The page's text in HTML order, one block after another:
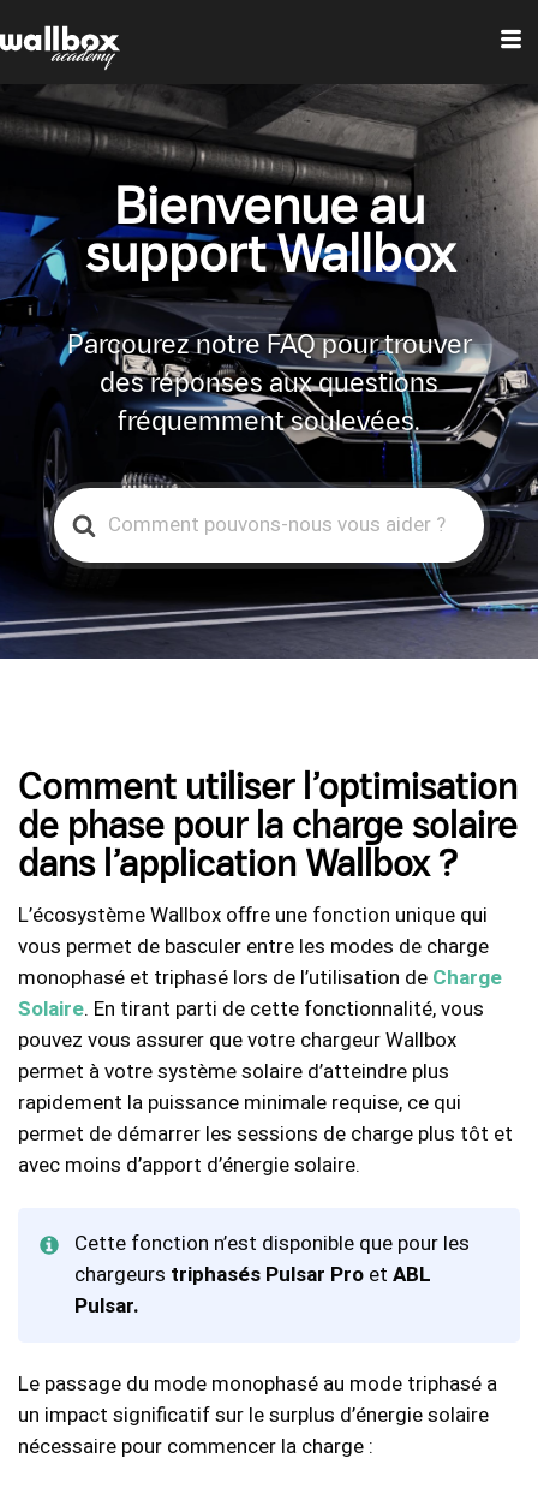
Bienvenue au
support Wallbox
Parcourez notre FAQ pour trouver
des réponses aux questions
fréquemment soulevées.
Search
For
Comment utiliser l’optimisation
de phase pour la charge solaire
dans l’application Wallbox ?
L’écosystème Wallbox offre une fonction unique qui
vous permet de basculer entre les modes de charge
monophasé et triphasé lors de l’utilisation de Charge
Solaire. En tirant parti de cette fonctionnalité, vous
pouvez vous assurer que votre chargeur Wallbox
permet à votre système solaire d’atteindre plus
rapidement la puissance minimale requise, ce qui
permet de démarrer les sessions de charge plus tôt et
avec moins d’apport d’énergie solaire.
Cette fonction n’est disponible que pour les
chargeurs triphasés Pulsar Proet ABL
Pulsar.
Le passage du mode monophasé au mode triphasé a
un impact significatif sur le surplus d’énergie solaire
nécessaire pour commencer la charge :